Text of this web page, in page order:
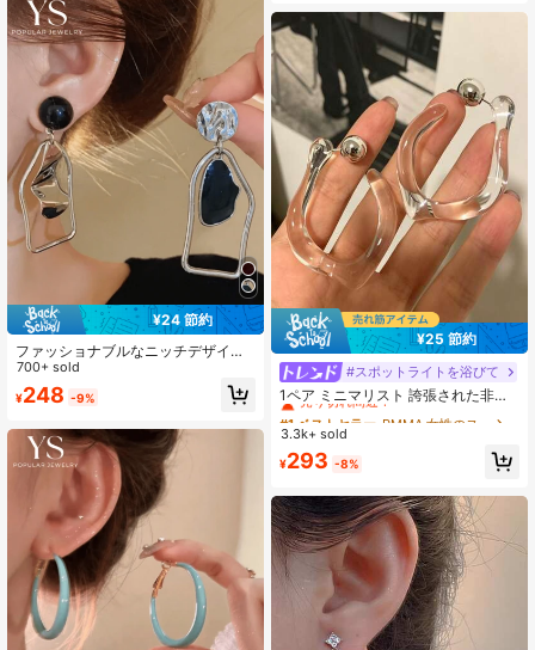
¥24 節約
ファッショナブルなニッチデザイン
幾何学的非対称ピアス1ペア、誇張さ
れたマルチカラーのぶら下がりピア
ス、耳たぶのジュエリー
700+ sold
¥248 -9%
¥25 節約
#スポットライトを浴びて
1ペア ミニマリスト 誇張された非対
称透明樹脂スタッドピアス、ヨーロ
ッパ・アメリカンスタイル ユニーク
ーティー、バンケット、バケーショ
エリーギフト、シック&エレガント
#1 ベストセラー
PMMA 女性のスタッドピアス
売り切れ間近！
#1 ベストセラー
売り切れ間近！
#1 ベストセラー
売り切れ間近！
#1 ベストセラー
3.3k+ sold
¥293 -8%